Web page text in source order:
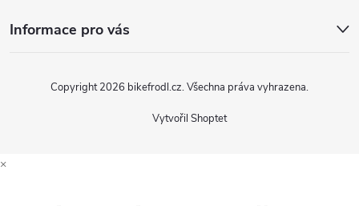
Informace pro vás
Vytvořil Shoptet
Copyright 2026 bikefrodl.cz. Všechna práva vyhrazena.
×